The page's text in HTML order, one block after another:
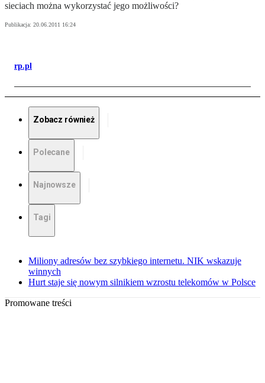
sieciach można wykorzystać jego możliwości?
Publikacja: 20.06.2011 16:24
rp.pl
Zobacz również
Polecane
Najnowsze
Tagi
Miliony adresów bez szybkiego internetu. NIK wskazuje
winnych
Hurt staje się nowym silnikiem wzrostu telekomów w Polsce
Promowane treści